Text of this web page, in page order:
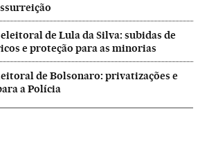
de Lula da Silva: subidas de
e proteção para as minorias
de Bolsonaro: privatizações e
a Polícia